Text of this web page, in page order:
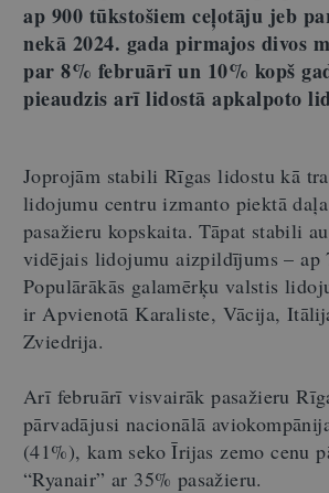
ap 900 tūkstošiem ceļotāju jeb
nekā 2024. gada pirmajos divos
par 8% februārī un 10% kopš
pieaudzis arī lidostā apkalpoto
Joprojām stabili Rīgas lidostu kā
lidojumu centru izmanto piektā
pasažieru kopskaita. Tāpat stabili
vidējais lidojumu aizpildījums – ap
Populārākās galamērķu valstis
ir Apvienotā Karaliste, Vācija,
Zviedrija.
Arī februārī visvairāk pasažieru
pārvadājusi nacionālā
(41%), kam seko Īrijas zemo cenu
“Ryanair” ar 35% pasažieru.